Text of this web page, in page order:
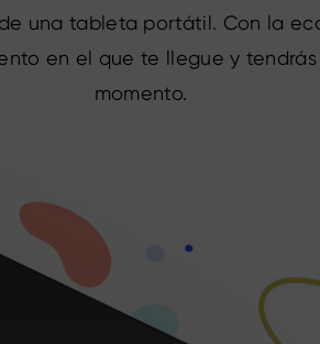
una tableta portátil. Con la
en el que te llegue y
momento.